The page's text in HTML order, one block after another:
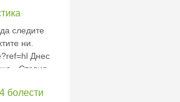
случаи
следите
ни.
Днес
- Стевия
болести